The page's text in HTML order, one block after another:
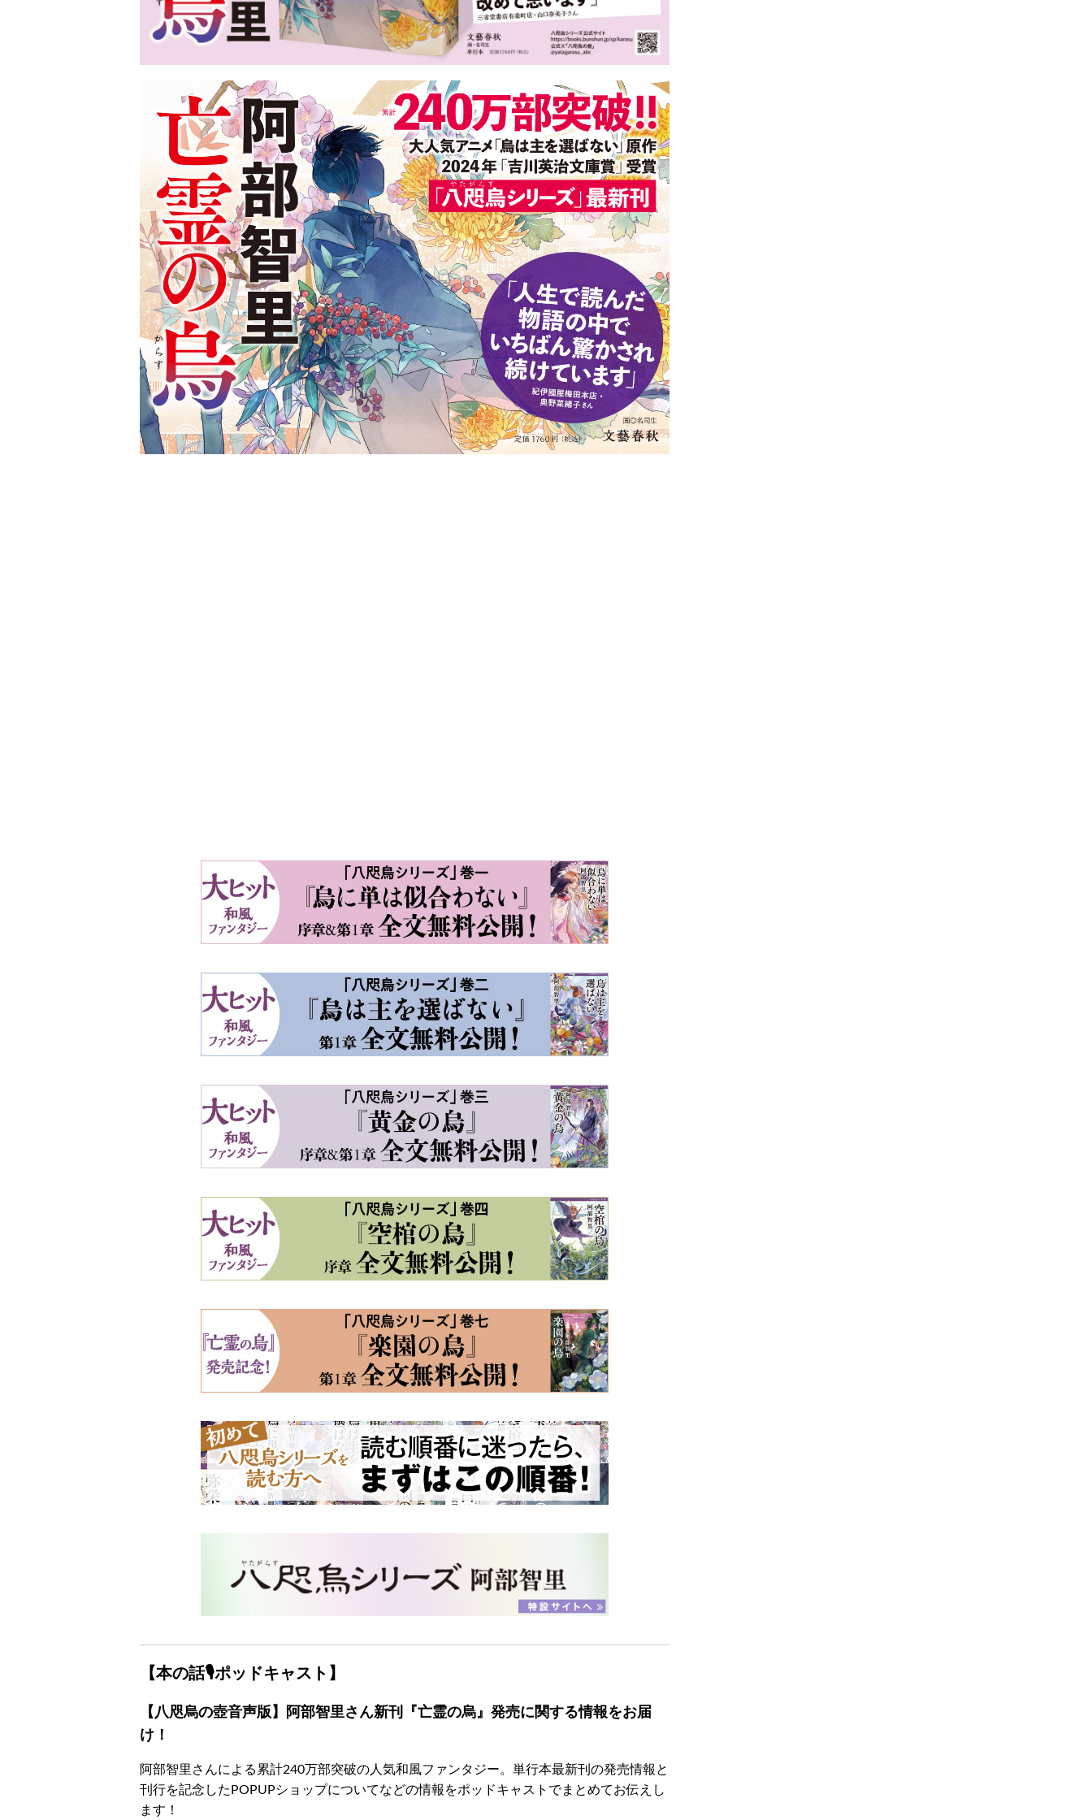
【本の話🎙ポッドキャスト】
【八咫烏の壺音声版】阿部智里さん新刊『亡霊の烏』発売に関する情報をお届
け！
阿部智里さんによる累計240万部突破の人気和風ファンタジー。単行本最新刊の発売情報と
刊行を記念したPOPUPショップについてなどの情報をポッドキャストでまとめてお伝えし
ます！